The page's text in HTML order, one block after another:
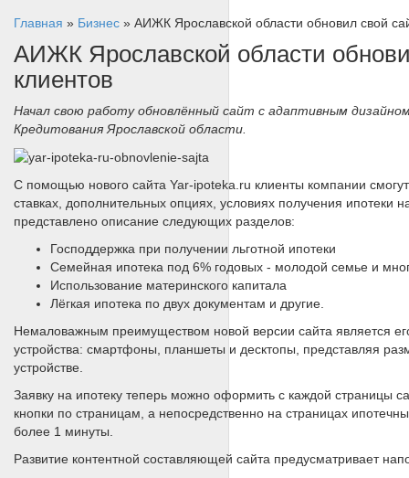
Главная » Бизнес » АИЖК Ярославской области обновил свой
АИЖК Ярославской области
клиентов
Начал свою работу обновлённый сайт с адаптивным
Кредитования Ярославской области.
С помощью нового сайта Yar-ipoteka.ru клиенты компании
ставках, дополнительных опциях, условиях получения ипотеки
представлено описание следующих разделов:
Господдержка при получении льготной ипотеки
Семейная ипотека под 6% годовых - молодой семье и
Использование материнского капитала
Лёгкая ипотека по двух документам и другие.
Немаловажным преимуществом новой версии сайта является
устройства: смартфоны, планшеты и десктопы, представляя
устройстве.
Заявку на ипотеку теперь можно оформить с каждой страницы
кнопки по страницам, а непосредственно на страницах
более 1 минуты.
Развитие контентной составляющей сайта предусматривает